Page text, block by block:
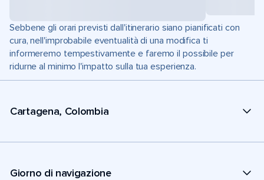
Sebbene gli orari previsti dall'itinerario siano pianificati con
cura, nell'improbabile eventualità di una modifica ti
informeremo tempestivamente e faremo il possibile per
ridurne al minimo l'impatto sulla tua esperienza.
Cartagena, Colombia
Giorno di navigazione